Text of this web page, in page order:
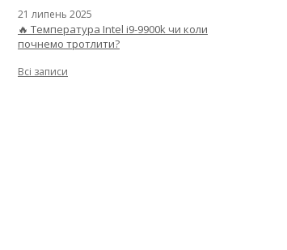
21 липень 2025
🔥 Температура Intel i9-9900k чи коли
почнемо тротлити?
Всі записи